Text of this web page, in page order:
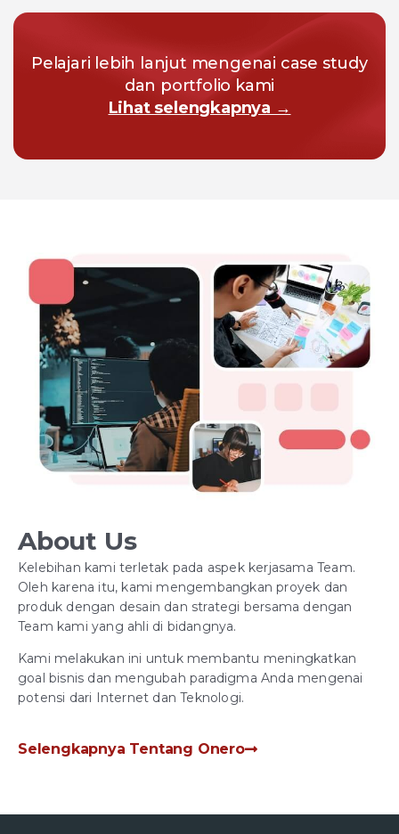
Pelajari lebih lanjut mengenai case study
dan portfolio kami
Lihat selengkapnya →
About Us
Kelebihan kami terletak pada aspek kerjasama Team.
Oleh karena itu, kami mengembangkan proyek dan
produk dengan desain dan strategi bersama dengan
Team kami yang ahli di bidangnya.
Kami melakukan ini untuk membantu meningkatkan
goal bisnis dan mengubah paradigma Anda mengenai
potensi dari Internet dan Teknologi.
Selengkapnya Tentang Onero